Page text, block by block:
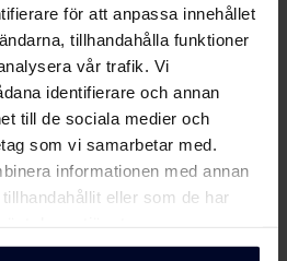
för att anpassa innehållet
tillhandahålla funktioner
vår trafik. Vi
identifierare och annan
till de sociala medier och
som vi samarbetar med.
informationen med annan
eller som de har
Ladda ner
(DK)
Ladda ner
(FI)